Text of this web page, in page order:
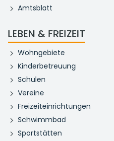
Amtsblatt
LEBEN & FREIZEIT
Wohngebiete
Kinderbetreuung
Schulen
Vereine
Freizeiteinrichtungen
Schwimmbad
Sportstätten